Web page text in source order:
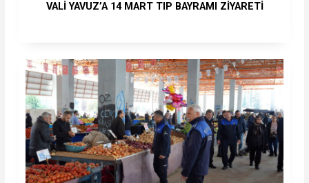
VALİ YAVUZ’A 14 MART TIP BAYRAMI ZİYARETİ